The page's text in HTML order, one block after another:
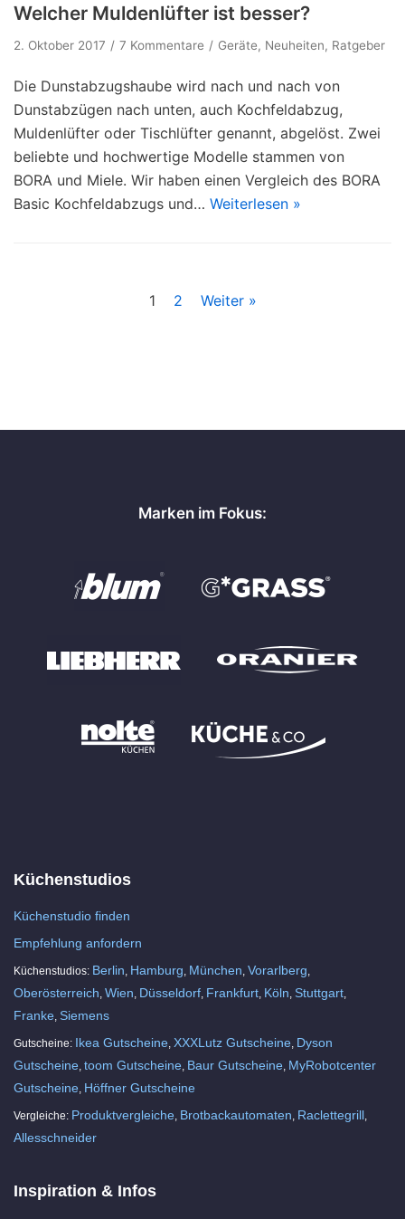
Welcher Muldenlüfter ist besser?
2. Oktober 2017 7 Kommentare Geräte, Neuheiten, Ratgeber
Die Dunstabzugshaube wird nach und nach von
Dunstabzügen nach unten, auch Kochfeldabzug,
Muldenlüfter oder Tischlüfter genannt, abgelöst. Zwei
beliebte und hochwertige Modelle stammen von
BORA und Miele. Wir haben einen Vergleich des BORA
Basic Kochfeldabzugs und… Weiterlesen »
1 2 Weiter »
Marken im Fokus:
Küchenstudios
Küchenstudio finden
Empfehlung anfordern
Küchenstudios: Berlin Hamburg München Vorarlberg
Oberösterreich Wien Düsseldorf Frankfurt Köln Stuttgart
Franke Siemens
Gutscheine: Ikea Gutscheine XXXLutz Gutscheine Dyson
Gutscheine toom Gutscheine Baur Gutscheine MyRobotcenter
Gutscheine Höffner Gutscheine
Vergleiche: Produktvergleiche Brotbackautomaten Raclettegrill
Allesschneider
Inspiration & Infos